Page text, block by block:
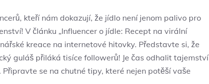
kteří nám dokazují, že jídlo není jenom palivo pro
V článku „Influencer o jídle: Recept na virální
kreace na internetové hitovky. Představte si, že
guláš přiláká tisíce followerů! Je čas odhalit tajemství
se na chutné tipy, které nejen potěší vaše